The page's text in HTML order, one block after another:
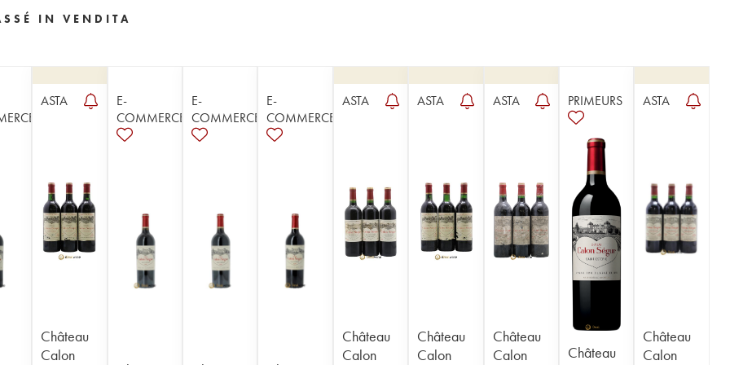
IN VENDITA
ASTA
Château
Calon
E-
COMMERCE
E-
COMMERCE
E-
COMMERCE
ASTA
Château
Calon
ASTA
Château
Calon
ASTA
Château
Calon
PRIMEURS
Château
ASTA
Château
Calon